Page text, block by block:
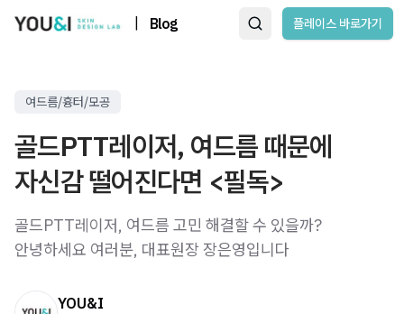
Blog 플레이스 바로가기
여드름/흉터/모공
골드PTT레이저, 여드름 때문에
자신감 떨어진다면 <필독>
골드PTT레이저, 여드름 고민 해결할 수 있을까?
안녕하세요 여러분, 대표원장 장은영입니다
YOU&I